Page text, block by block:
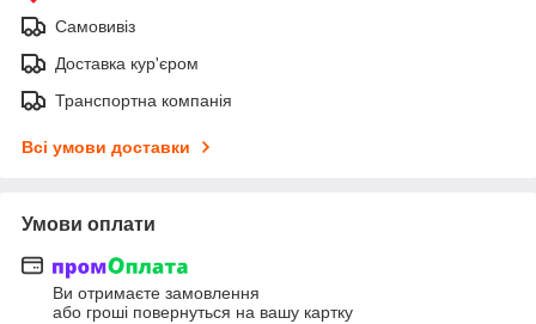
Самовивіз
Доставка кур'єром
Транспортна компанія
Всі умови доставки
Умови оплати
Ви отримаєте замовлення
або гроші повернуться на вашу картку